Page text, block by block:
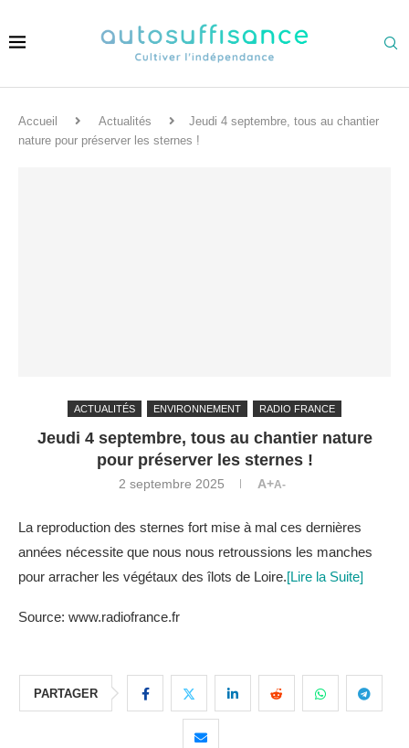
Accueil Actualités
Jeudi 4 septembre, tous au chantier
nature pour préserver les sternes !
ACTUALITÉS ENVIRONNEMENT RADIO FRANCE
Jeudi 4 septembre, tous au chantier nature
pour préserver les sternes !
2 septembre 2025 A+A-
La reproduction des sternes fort mise à mal ces dernières
années nécessite que nous nous retroussions les manches
pour arracher les végétaux des îlots de Loire.[Lire la Suite]
Source: www.radiofrance.fr
PARTAGER